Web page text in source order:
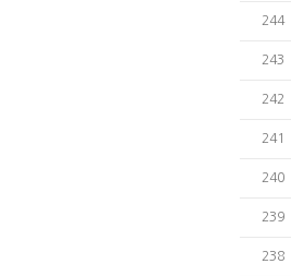
244
243
242
241
240
239
238